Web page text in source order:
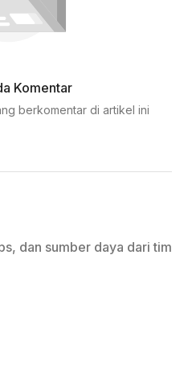
Komentar
berkomentar di artikel ini
dan sumber daya dari tim